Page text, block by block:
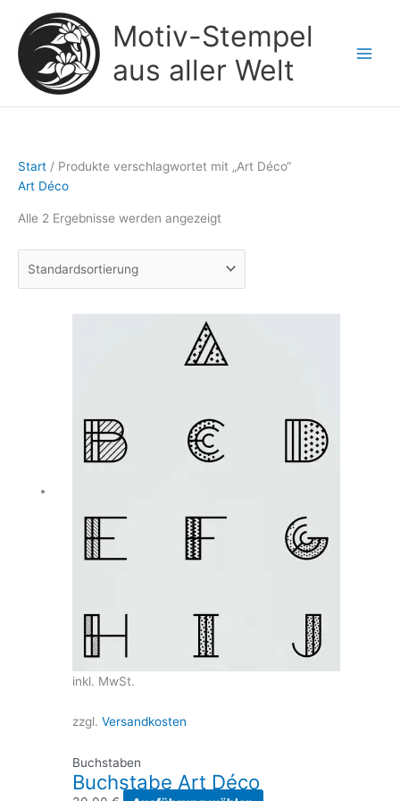
Inhalt
springen
Motiv-Stempel
aus aller Welt
Start / Produkte verschlagwortet mit „Art Déco“
Art Déco
Alle 2 Ergebnisse werden angezeigt
inkl. MwSt.
zzgl.Versandkosten
Buchstaben
Buchstabe Art Déco